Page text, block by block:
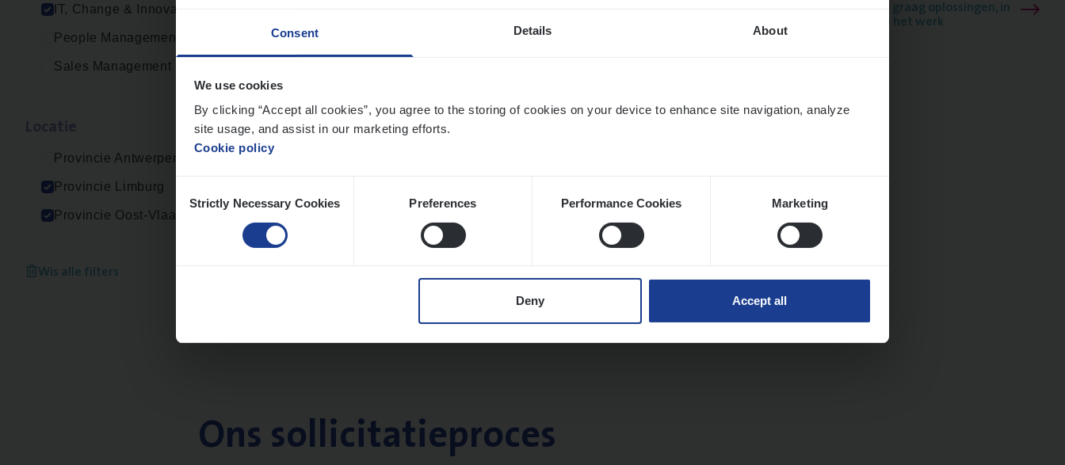
Consent Details About
We use cookies
By clicking “Accept all cookies”, you agree to the storing of cookies on your device to enhance site navigation, analyze
site usage, and assist in our marketing efforts.
Cookie policy
Selection
Strictly Necessary Cookies Preferences Performance Cookies Marketing
Deny Accept all
IT, Change & Innovation
People Management
Sales Management
Provincie Antwerpen
Provincie Limburg
Provincie Oost-Vlaanderen
Wis alle filters
Thalia zoekt graag oplossingen, in
games én op het werk
Ons sollicitatieproces